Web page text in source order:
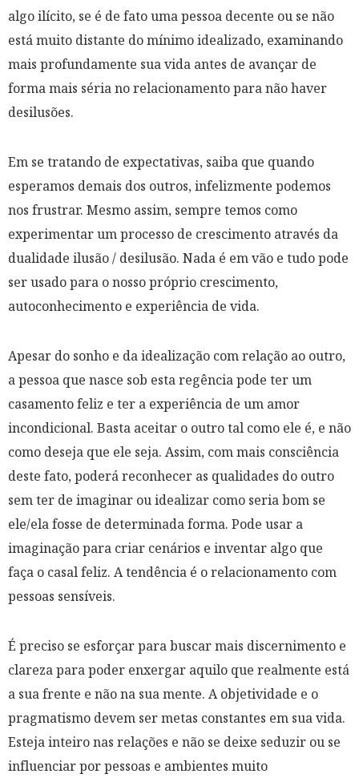
algo ilícito, se é de fato uma pessoa decente ou se não
está muito distante do mínimo idealizado, examinando
mais profundamente sua vida antes de avançar de
forma mais séria no relacionamento para não haver
desilusões.
Em se tratando de expectativas, saiba que quando
esperamos demais dos outros, infelizmente podemos
nos frustrar. Mesmo assim, sempre temos como
experimentar um processo de crescimento através da
dualidade ilusão / desilusão. Nada é em vão e tudo pode
ser usado para o nosso próprio crescimento,
autoconhecimento e experiência de vida.
Apesar do sonho e da idealização com relação ao outro,
a pessoa que nasce sob esta regência pode ter um
casamento feliz e ter a experiência de um amor
incondicional. Basta aceitar o outro tal como ele é, e não
como deseja que ele seja. Assim, com mais consciência
deste fato, poderá reconhecer as qualidades do outro
sem ter de imaginar ou idealizar como seria bom se
ele/ela fosse de determinada forma. Pode usar a
imaginação para criar cenários e inventar algo que
faça o casal feliz. A tendência é o relacionamento com
pessoas sensíveis.
É preciso se esforçar para buscar mais discernimento e
clareza para poder enxergar aquilo que realmente está
a sua frente e não na sua mente. A objetividade e o
pragmatismo devem ser metas constantes em sua vida.
Esteja inteiro nas relações e não se deixe seduzir ou se
influenciar por pessoas e ambientes muito